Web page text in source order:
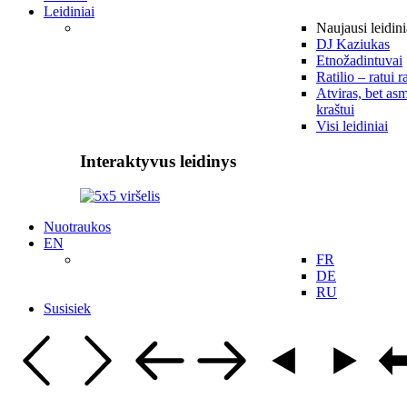
Leidiniai
Naujausi
DJ Kaziukas
Etnožadintuvai
Ratilio – ratui
Atviras, bet
kraštui
Visi leidiniai
Interaktyvus leidinys
Nuotraukos
EN
FR
DE
RU
Susisiek